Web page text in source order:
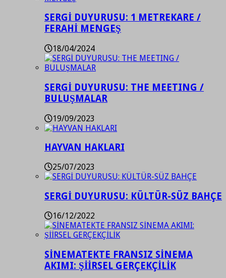
SERGİ DUYURUSU: 1 METREKARE /
FERAHİ MENGEŞ
18/04/2024
SERGİ DUYURUSU: THE MEETING /
BULUŞMALAR
19/09/2023
HAYVAN HAKLARI
25/07/2023
SERGİ DUYURUSU: KÜLTÜR-SÜZ BAHÇE
16/12/2022
SİNEMATEKTE FRANSIZ SİNEMA
AKIMI: ŞİİRSEL GERÇEKÇİLİK